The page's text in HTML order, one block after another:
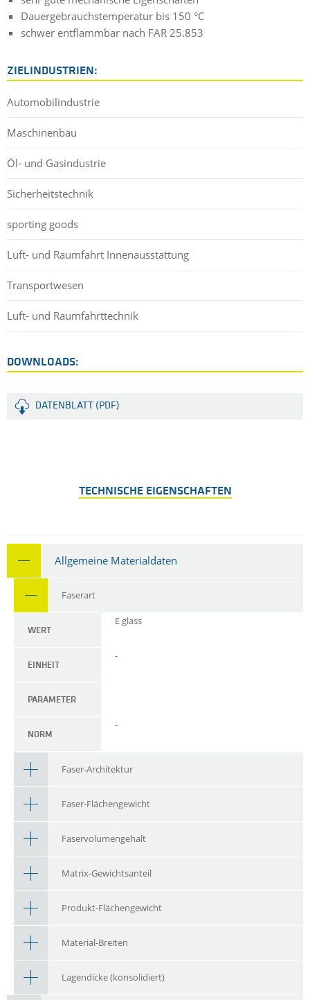
Dauergebrauchstemperatur bis 150 °C
schwer entflammbar nach FAR 25.853
ZIELINDUSTRIEN:
Automobilindustrie
Maschinenbau
Öl- und Gasindustrie
Sicherheitstechnik
sporting goods
Luft- und Raumfahrt Innenausstattung
Transportwesen
Luft- und Raumfahrttechnik
DOWNLOADS:
DATENBLATT (PDF)
TECHNISCHE EIGENSCHAFTEN
Allgemeine Materialdaten
Faserart
WERT
E glass
EINHEIT
-
PARAMETER
NORM
-
Faser-Architektur
Faser-Flächengewicht
Faservolumengehalt
Matrix-Gewichtsanteil
Produkt-Flächengewicht
Material-Breiten
Lagendicke (konsolidiert)